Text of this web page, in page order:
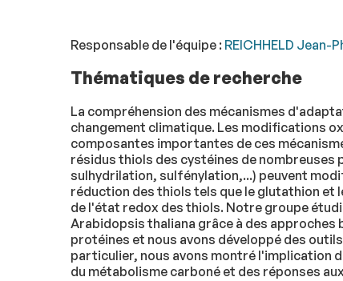
Responsable de l'équipe : REICHHELD Jean-
Thématiques de recherche
La compréhension des mécanismes
changement climatique. Les modifications
composantes importantes de ces
résidus thiols des cystéines de
sulhydrilation, sulfénylation,...) peuvent
réduction des thiols tels que le glutathion et
de l'état redox des thiols. Notre groupe
Arabidopsis thaliana grâce à des
protéines et nous avons développé des
particulier, nous avons montré l'implication
du métabolisme carboné et des réponses